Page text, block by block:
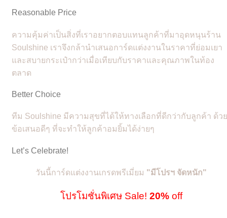
Reasonable Price
ความคุ้มค่าเป็นสิ่งที่เราอยากตอบแทนลูกค้าที่มาอุดหนุนร้าน
Soulshine เราจึงกล้านำเสนอการ์ดแต่งงานในราคาที่ย่อมเยา
และสบายกระเป๋ากว่าเมื่อเทียบกับราคาและคุณภาพในท้อง
ตลาด
Better Choice
ทีม Soulshine มีความสุขที่ได้ให้ทางเลือกที่ดีกว่ากับลูกค้า ด้วย
ข้อเสนอดีๆ ที่จะทำให้ลูกค้าอมยิ้มได้ง่ายๆ
Let’s Celebrate!
วันนี้การ์ดแต่งงานเกรดพรีเมี่ยม "มีโปรฯ จัดหนัก"
โปรโมชั่นพิเศษ Sale! 20% off